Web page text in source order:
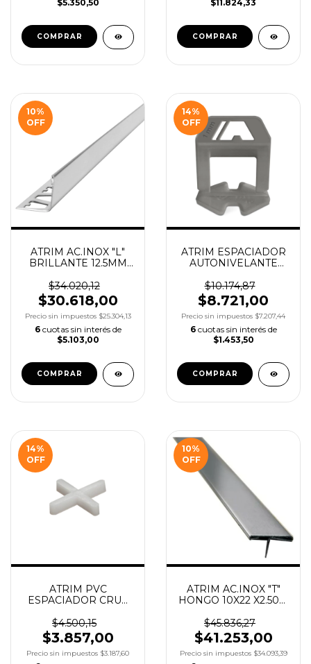
$5.350,50
$11.824,33
10%
OFF
ATRIM AC.INOX "L"
BRILLANTE 12.5MM
$34.020,12
$30.618,00
Precio sin impuestos $25.304,13
6 cuotas sin interés de
$5.103,00
14%
OFF
ATRIM ESPACIADOR
AUTONIVELANTE
COD.5092
$10.174,87
$8.721,00
Precio sin impuestos $7.207,44
6 cuotas sin interés de
$1.453,50
14%
OFF
ATRIM PVC
ESPACIADOR CRUZ
COD.5225
$4.500,15
$3.857,00
Precio sin impuestos $3.187,60
10%
OFF
ATRIM AC.INOX "T"
HONGO 10X22 X2.50M
$45.836,27
$41.253,00
Precio sin impuestos $34.093,39